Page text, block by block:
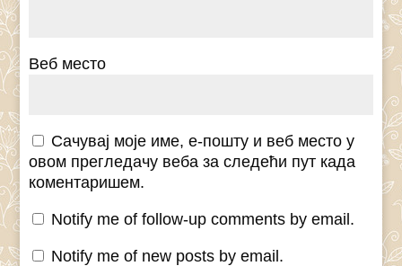
Веб место
Сачувај моје име, е-пошту и веб место у
овом прегледачу веба за следећи пут када
коментаришем.
Notify me of follow-up comments by email.
Notify me of new posts by email.